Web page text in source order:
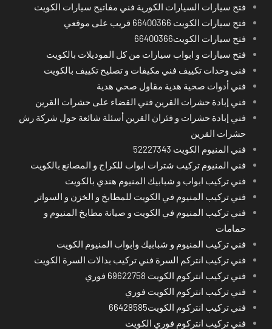
فتح سيارات السيارات الكورية فني مفاتيح سيارات الكويت
فتح سيارات الكويت 66400366 قريب على موقعي
فتح سيارات الكويت66400366
فتح سيارات و ابواب سيارات من كل الموديلات بالكويت
فنى وحدات تكييف فني مكيفات و تصليح تكييف بالكويت
فني أدوات صحية هدية مقاول صحي هدية
فني إبادة حشرات القرين فني القضاء على حشرات القرين
فني إبادة حشرات و فئران القرين أسئلة شائعة حول شركة رش
حشرات القرين
فني المنيوم الكويت 52227343
فني المنيوم تركيب شترات ابواب للكراج و المصانع بالكويت
فني تركيب ابواب و شبابيك المنيوم هندي بالكويت
فني تركيب المنيوم في الكويت للمطابخ و الخزن و السواتر
فني تركيب المنيوم في الكويت و صيانة مطابخ المنيوم و
حمامات
فني تركيب المنيوم و شبابيك وابواب المنيوم الكويت
فني تركيب انتركم السرة فني تركيب بدالات السرة الكويت
فني تركيب انتركوم الكويت 69622758 فوري
فني تركيب انتركوم الكويت فوري
فني تركيب انتركوم الكويت66428585
فني تركيب انتركوم فوري الكويت